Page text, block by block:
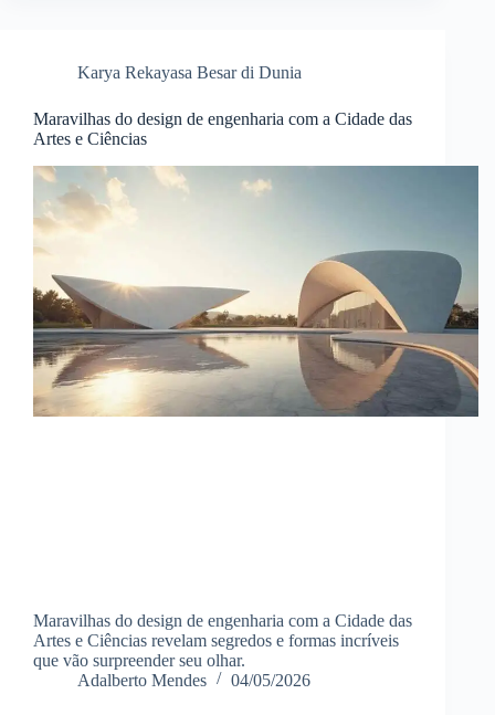
Karya Rekayasa Besar di Dunia
Maravilhas do design de engenharia com a Cidade das
Artes e Ciências
Maravilhas do design de engenharia com a Cidade das
Artes e Ciências revelam segredos e formas incríveis
que vão surpreender seu olhar.
Adalberto Mendes
04/05/2026